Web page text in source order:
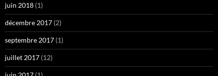
juin 2018 (1)
décembre 2017 (2)
septembre 2017 (1)
juillet 2017 (12)